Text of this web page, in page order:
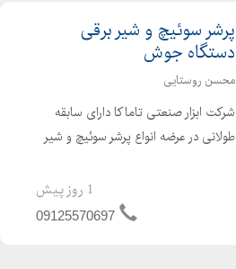
پرشر سوئیچ و شیر برقی
دستگاه جوش
محسن روستایی
شرکت ابزار صنعتی تاماکا دارای سابقه
طولانی در عرضه انواع پرشر سوئیچ و شیر
Co2 برندهای گام الکتریک ، صبا الکتریک
، اورین الکتریک و راد الکتریک
1 روز پیش
09125570697